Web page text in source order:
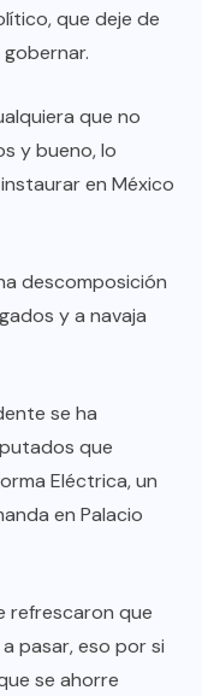
que deje de
que no
y bueno, lo
en México
descomposición
y a navaja
se ha
que
Eléctrica, un
en Palacio
refrescaron que
pasar, eso por si
se ahorre